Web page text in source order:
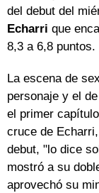
del debut del
Echarri que
8,3 a 6,8 puntos.
La escena de
personaje y el
el primer
cruce de
debut, "lo dice
mostró a su
aprovechó su